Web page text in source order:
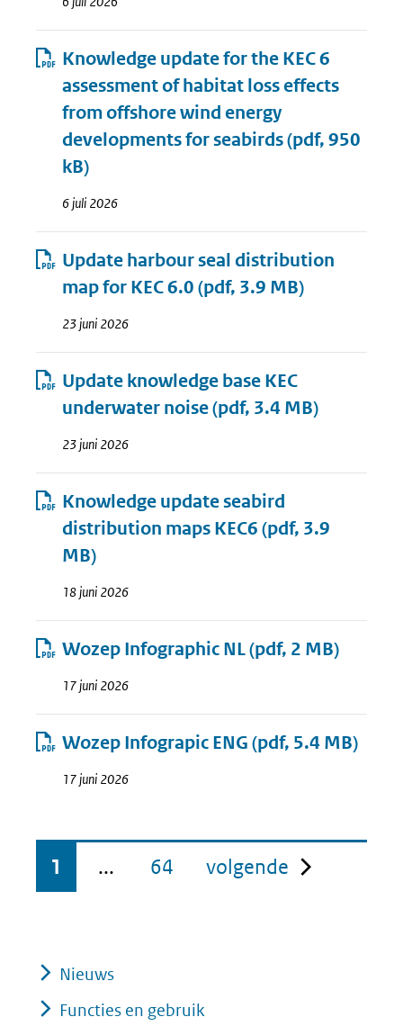
Knowledge update for the KEC 6
assessment of habitat loss effects
from offshore wind energy
developments for seabirds(pdf, 950
kB)
6 juli 2026
Update harbour seal distribution
map for KEC 6.0 (pdf, 3.9 MB)
23 juni 2026
Update knowledge base KEC
underwater noise(pdf, 3.4 MB)
23 juni 2026
Knowledge update seabird
distribution maps KEC6 (pdf, 3.9
MB)
18 juni 2026
Wozep Infographic NL(pdf, 2 MB)
17 juni 2026
Wozep Infograpic ENG (pdf, 5.4 MB)
17 juni 2026
1 ... 64 volgende pagina
Nieuws
Functies en gebruik